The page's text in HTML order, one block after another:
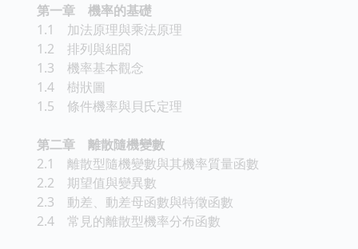
第一章 機率的基礎
1.1 加法原理與乘法原理
1.2 排列與組閤
1.3 機率基本觀念
1.4 樹狀圖
1.5 條件機率與貝氏定理
第二章 離散隨機變數
2.1 離散型隨機變數與其機率質量函數
2.2 期望值與變異數
2.3 動差、動差母函數與特徵函數
2.4 常見的離散型機率分布函數